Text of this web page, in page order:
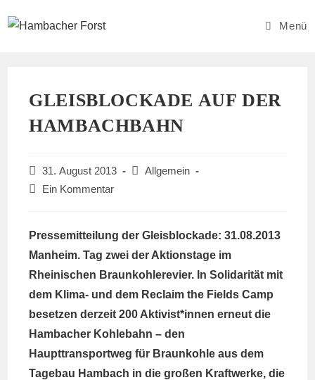
Inhalt
Menü
GLEISBLOCKADE AUF DER
HAMBACHBAHN
Beitrag
veröffentlicht:
31. August 2013
Beitrags-
Allgemein
Beitrags-
Ein Kommentar
Pressemitteilung der Gleisblockade: 31.08.2013
Manheim. Tag zwei der Aktionstage im
Rheinischen Braunkohlerevier. In Solidarität mit
dem Klima- und dem Reclaim the Fields Camp
besetzen derzeit 200 Aktivist*innen erneut die
Hambacher Kohlebahn – den
Haupttransportweg für Braunkohle aus dem
Tagebau Hambach in die großen Kraftwerke, die